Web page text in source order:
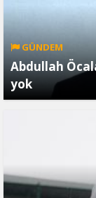
GÜNDEM
Abdullah
yok